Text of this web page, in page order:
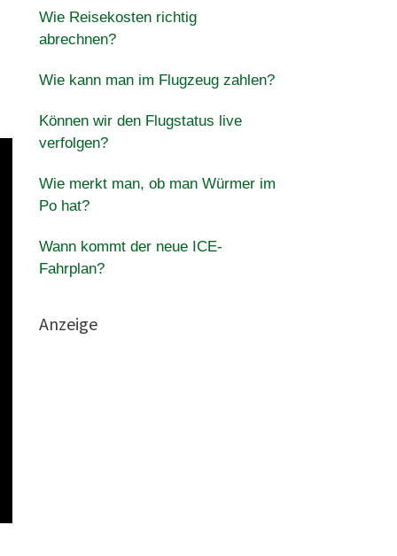
Wie Reisekosten richtig
abrechnen?
Wie kann man im Flugzeug zahlen?
Können wir den Flugstatus live
verfolgen?
Wie merkt man, ob man Würmer im
Po hat?
Wann kommt der neue ICE-
Fahrplan?
Anzeige